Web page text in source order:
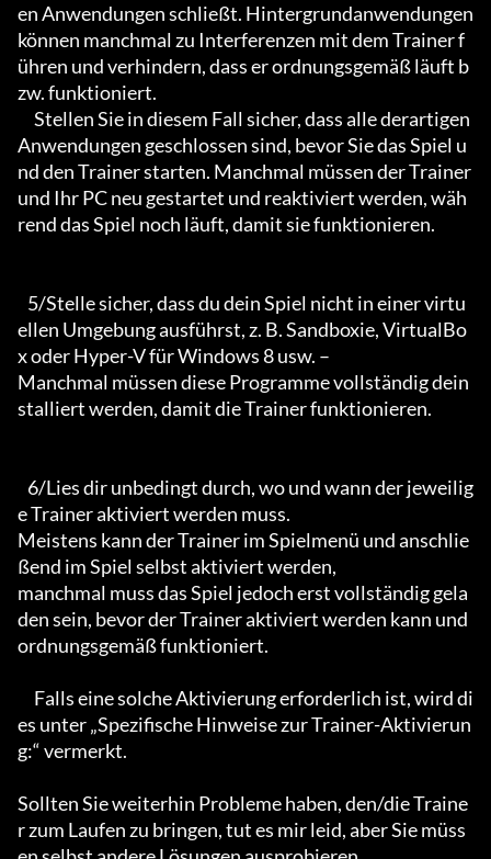
en Anwendungen schließt. Hintergrundanwendungen
können manchmal zu Interferenzen mit dem Trainer f
ühren und verhindern, dass er ordnungsgemäß läuft b
zw. funktioniert.
Anwendungen geschlossen sind, bevor Sie das Spiel u
nd den Trainer starten. Manchmal müssen der Trainer
und Ihr PC neu gestartet und reaktiviert werden, wäh
rend das Spiel noch läuft, damit sie funktionieren.
ellen Umgebung ausführst, z. B. Sandboxie, VirtualBo
x oder Hyper-V für Windows 8 usw. –
Manchmal müssen diese Programme vollständig dein
stalliert werden, damit die Trainer funktionieren.
e Trainer aktiviert werden muss.
Meistens kann der Trainer im Spielmenü und anschlie
ßend im Spiel selbst aktiviert werden,
manchmal muss das Spiel jedoch erst vollständig gela
den sein, bevor der Trainer aktiviert werden kann und
ordnungsgemäß funktioniert.
es unter „Spezifische Hinweise zur Trainer-Aktivierun
g:“ vermerkt.
Sollten Sie weiterhin Probleme haben, den/die Traine
r zum Laufen zu bringen, tut es mir leid, aber Sie müss